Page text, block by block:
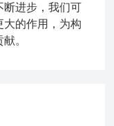
断进步，我们可
大的作用，为构
。